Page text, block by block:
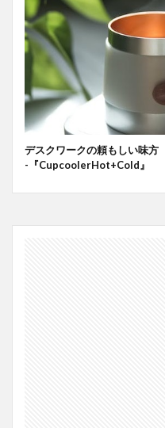
デスクワークの頼もしい味方
-『CupcoolerHot+Cold』